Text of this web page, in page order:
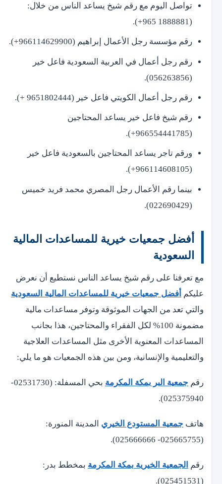
تواصل اليوم مع رقم شيخ يساعد الناس من خلال:
(1888881 965+).
رقم مؤسسة رجل الأعمال إبراهيم (966114629900+).
رقم رجل أعمال في العربية السعودية فاعل خير
(056263856).
رقم رجل أعمال الكويتي فاعل خير (9651802444 +).
رقم شيخ فاعل خير يساعد المحتاجين
(966554441785+).
ورقم تاجر يساعد المحتاجين بالسعودية فاعل خير
(966114608105+).
بينما رقم الأعمال رجل المصري محمد فريد خميس
(022690429).
أفضل جمعيات خيرية للمساعدات المالية
السعودية
مع تعرفنا على رقم شيخ يساعد الناس نستطيع أن نعرض
عليكم أفضل جمعيات خيرية للمساعدات المالية السعودية
والتي تعد من الجهات الموثوقة وتوفر مساعدات مالية
مضمونة 100% لكل الفقراء والمحتاجين، هذا بجانب
المساعدات المعنوية الأخرى مثل المساعدات العلاجية
والتعليمية والإنسانية، ومن بين هذه الجمعيات هو ما يلي:
رقم جمعية البر بمكة المكرمة
بحي المسفلة: (02531730-
025375940).
هاتف جمعية المستودع الخيري المدينة المنورة:
(025665755- 025666666).
رقم الجمعية الخيرية بمكة المكرمة بمخطط بدر:
(025451531).